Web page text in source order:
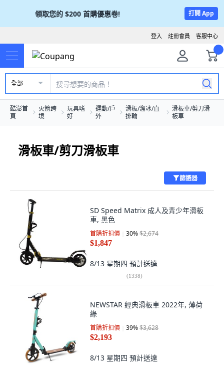
領取您的 $200 首購優惠卷! 打開 App
客服中心
註冊會員
登入
全部
酷澎首
頁
火箭跨
境
玩具嗜
好
運動/戶
外
滑板/溜冰/直
排輪
滑板車/剪刀滑
板車
滑板車/剪刀滑板車
篩選器
SD Speed Matrix 成人及青少年滑板
車, 黑色
首購折扣價 30%$2,674
$1,847
8/13 星期四 預計送達
(1338)
NEWSTAR 經典滑板車 2022年, 薄荷
綠
首購折扣價 39%$3,628
$2,193
8/13 星期四 預計送達